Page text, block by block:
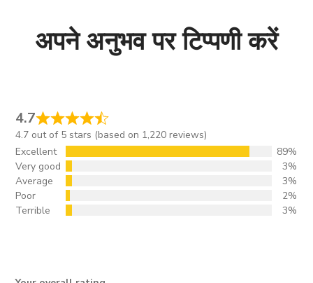
अपने अनुभव पर टिप्पणी करें
4.7
4.7 out of 5 stars (based on 1,220 reviews)
Excellent
89%
Very good
3%
Average
3%
Poor
2%
Terrible
3%